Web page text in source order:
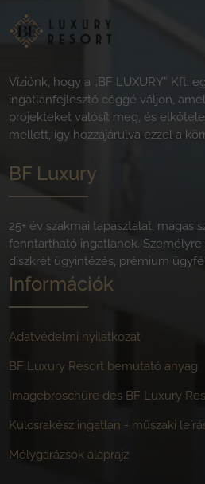
Víziónk, hogy a „BF LUXURY” Kft.
ingatlanfejlesztő céggé váljon,
projekteket valósít meg, és
mellett, így hozzájárulva ezzel a
BF Luxury
25+ év szakmai tapasztalat, magas
fenntartható ingatlanok. Személyre
diszkrét ügyintézés, prémium
Információk
Adatvédelmi nyilatkozat
BF Luxury Resort bemutató anyag
Imagebroschüre des BF Luxury
Kulcsrakész ingatlan - műszaki
Mélygarázsok alaprajz